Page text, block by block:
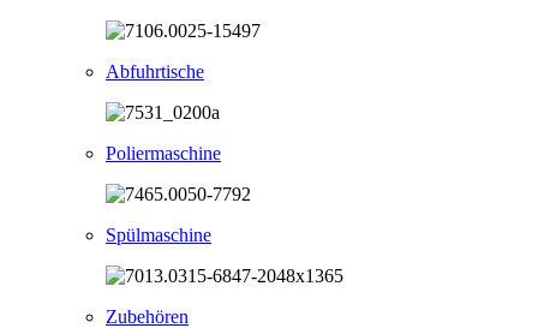
Abfuhrtische
Poliermaschine
Spülmaschine
Zubehören